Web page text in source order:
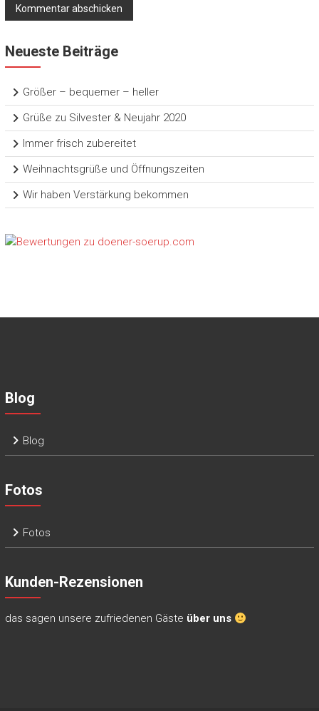
Neueste Beiträge
Größer – bequemer – heller
Grüße zu Silvester & Neujahr 2020
Immer frisch zubereitet
Weihnachtsgrüße und Öffnungszeiten
Wir haben Verstärkung bekommen
Blog
Blog
Fotos
Fotos
Kunden-Rezensionen
das sagen unsere zufriedenen Gäste über uns